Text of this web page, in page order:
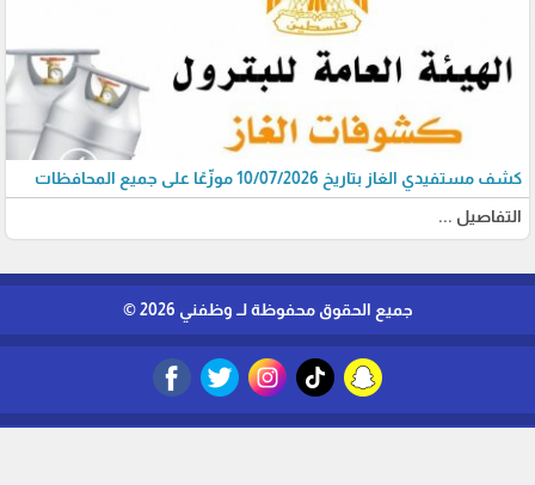
كشف مستفيدي الغاز بتاريخ 10/07/2026 موزّعًا على جميع المحافظات
التفاصيل ...
جميع الحقوق محفوظة لــ وظفني 2026 ©